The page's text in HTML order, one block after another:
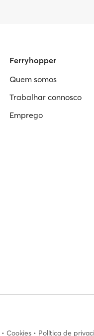
Ferryhopper
Quem somos
Trabalhar connosco
Emprego
• Cookies • Política de